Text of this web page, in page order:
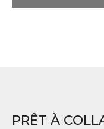
PRÊT À